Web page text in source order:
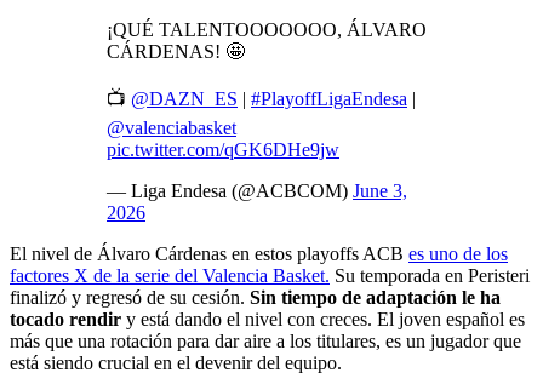
¡QUÉ TALENTOOOOOOO, ÁLVARO
CÁRDENAS! 🤩
📺 @DAZN_ES | #PlayoffLigaEndesa |
@valenciabasket
pic.twitter.com/qGK6DHe9jw
— Liga Endesa (@ACBCOM) June 3,
2026
El nivel de Álvaro Cárdenas en estos playoffs ACB es uno de los
factores X de la serie del Valencia Basket. Su temporada en Peristeri
finalizó y regresó de su cesión. Sin tiempo de adaptación le ha
tocado rendir y está dando el nivel con creces. El joven español es
más que una rotación para dar aire a los titulares, es un jugador que
está siendo crucial en el devenir del equipo.